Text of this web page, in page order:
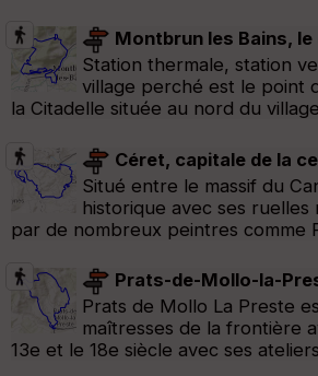
Montbrun les Bains,
Station thermale, station
village perché est le point
la Citadelle située au nord du
Céret, capitale de la
Situé entre le massif du
historique avec ses
par de nombreux peintres comme
Prats-de-Mollo-la-
Prats de Mollo La Preste
maîtresses de la frontière
13e et le 18e siècle avec ses